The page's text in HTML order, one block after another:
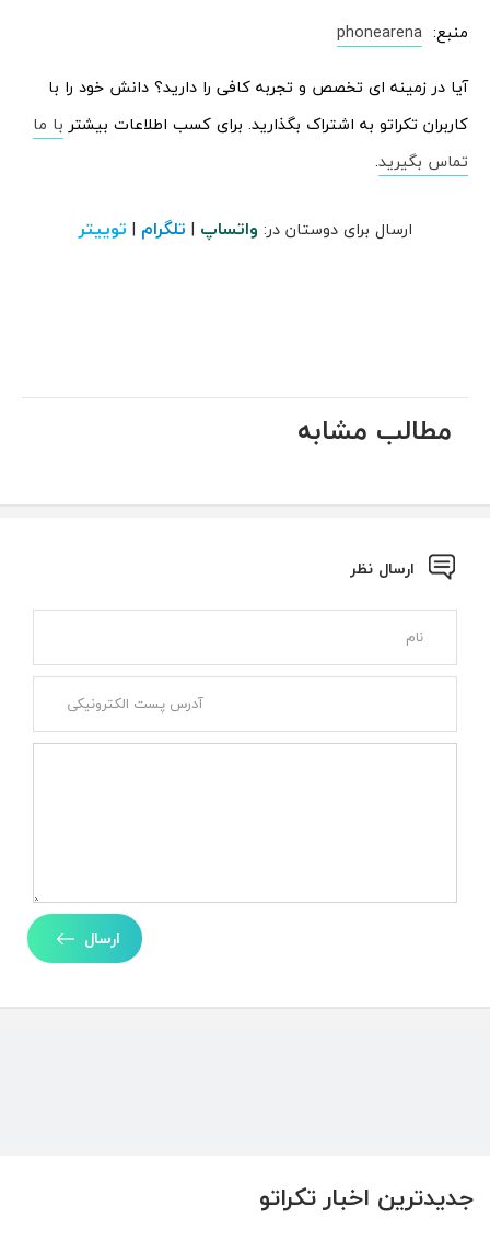
جدیدترین اخبار تکراتو
منبع: phonearena
آیا در زمینه ای تخصص و تجربه کافی را دارید؟ دانش خود را با
کاربران تکراتو به اشتراک بگذارید. برای کسب اطلاعات بیشتر با ما
تماس بگیرید.
ارسال برای دوستان در: واتساپ | تلگرام | توییتر
مطالب مشابه
ارسال نظر
ارسال